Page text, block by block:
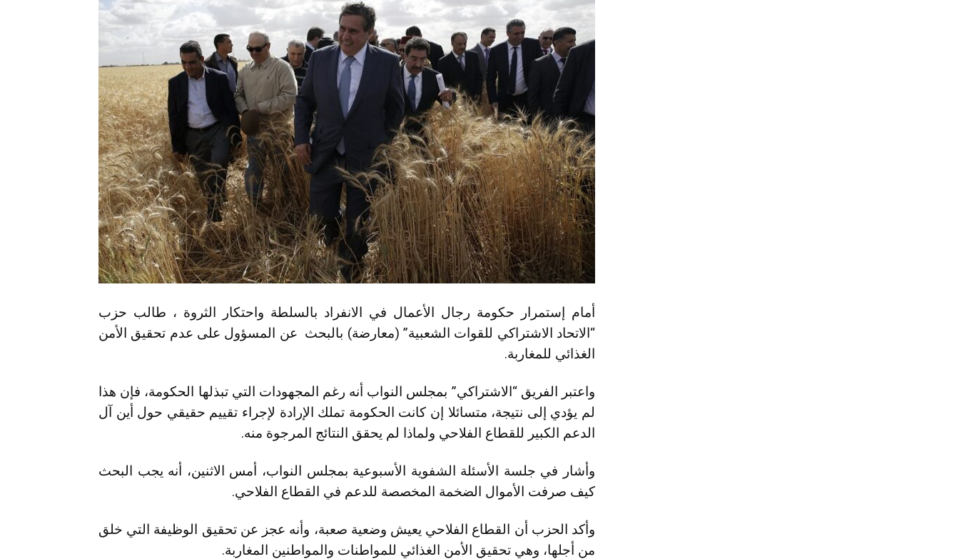
أمام إستمرار حكومة رجال الأعمال في الانفراد بالسلطة واحتكار الثروة ، طالب حزب
“الاتحاد الاشتراكي للقوات الشعبية” (معارضة) بالبحث عن المسؤول على عدم تحقيق الأمن
الغذائي للمغاربة.
واعتبر الفريق “الاشتراكي” بمجلس النواب أنه رغم المجهودات التي تبذلها الحكومة، فإن هذا
لم يؤدي إلى نتيجة، متسائلا إن كانت الحكومة تملك الإرادة لإجراء تقييم حقيقي حول أين آل
الدعم الكبير للقطاع الفلاحي ولماذا لم يحقق النتائج المرجوة منه.
وأشار في جلسة الأسئلة الشفوية الأسبوعية بمجلس النواب، أمس الاثنين، أنه يجب البحث
كيف صرفت الأموال الضخمة المخصصة للدعم في القطاع الفلاحي.
وأكد الحزب أن القطاع الفلاحي يعيش وضعية صعبة، وأنه عجز عن تحقيق الوظيفة التي خلق
من أجلها، وهي تحقيق الأمن الغذائي للمواطنات والمواطنين المغاربة.